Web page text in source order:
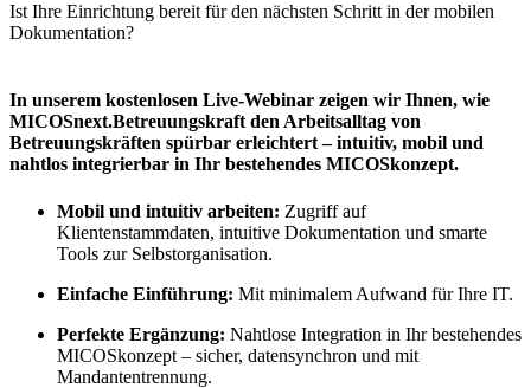
Ist Ihre Einrichtung bereit für den nächsten Schritt in der mobilen
Dokumentation?
In unserem kostenlosen Live-Webinar zeigen wir Ihnen, wie
MICOSnext.Betreuungskraft den Arbeitsalltag von
Betreuungskräften spürbar erleichtert – intuitiv, mobil und
nahtlos integrierbar in Ihr bestehendes MICOSkonzept.
Mobil und intuitiv arbeiten: Zugriff auf
Klientenstammdaten, intuitive Dokumentation und smarte
Tools zur Selbstorganisation.
Einfache Einführung: Mit minimalem Aufwand für Ihre IT.
Perfekte Ergänzung: Nahtlose Integration in Ihr bestehendes
MICOSkonzept – sicher, datensynchron und mit
Mandantentrennung.